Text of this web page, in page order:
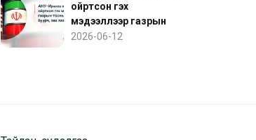
ойртсон гэх
мэдээллээр газрын
тосны үнэ буурч, зах
2026-06-12